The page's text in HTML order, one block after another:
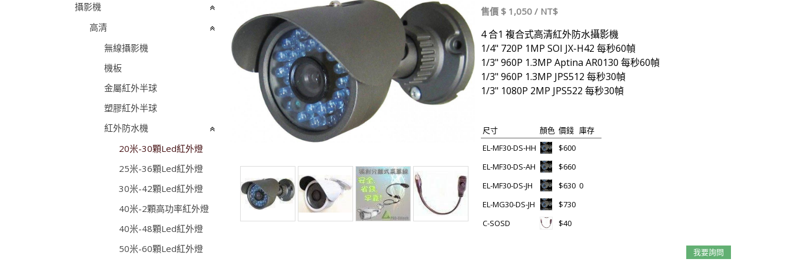
攝影機
高清
無線攝影機
機板
金屬紅外半球
塑膠紅外半球
紅外防水機
20米-30顆Led紅外燈
25米-36顆Led紅外燈
30米-42顆Led紅外燈
40米-2顆高功率紅外燈
40米-48顆Led紅外燈
50米-60顆Led紅外燈
售價 $ 1,050 / NT$
4 合1 複合式高清紅外防水攝影機
1/4" 720P 1MP SOI JX-H42 每秒60幀
1/3" 960P 1.3MP Aptina AR0130 每秒60幀
1/3" 960P 1.3MP JPS512 每秒30幀
1/3" 1080P 2MP JPS522 每秒30幀
尺寸 顏色 價錢 庫存
EL-MF30-DS-HH
$600
EL-MF30-DS-AH
$660
EL-MF30-DS-JH
$630 0
EL-MG30-DS-JH
$730
C-SOSD
$40
我要詢問